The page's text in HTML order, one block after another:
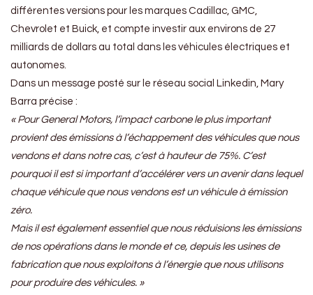
différentes versions pour les marques Cadillac, GMC,
Chevrolet et Buick, et compte investir aux environs de 27
milliards de dollars au total dans les véhicules électriques et
autonomes.
Dans un message posté sur le réseau social Linkedin, Mary
Barra précise :
« Pour General Motors, l’impact carbone le plus important
provient des émissions à l’échappement des véhicules que nous
vendons et dans notre cas, c’est à hauteur de 75%. C’est
pourquoi il est si important d’accélérer vers un avenir dans lequel
chaque véhicule que nous vendons est un véhicule à émission
zéro.
Mais il est également essentiel que nous réduisions les émissions
de nos opérations dans le monde et ce, depuis les usines de
fabrication que nous exploitons à l’énergie que nous utilisons
pour produire des véhicules. »